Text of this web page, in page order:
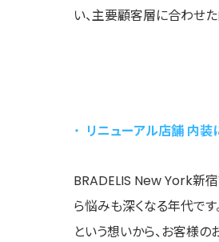
い、主要顧客層に合わせ
リニューアル店舗 内装
BRADELIS New York新
ら悩みも深くなる年代で
という想いから、お客様